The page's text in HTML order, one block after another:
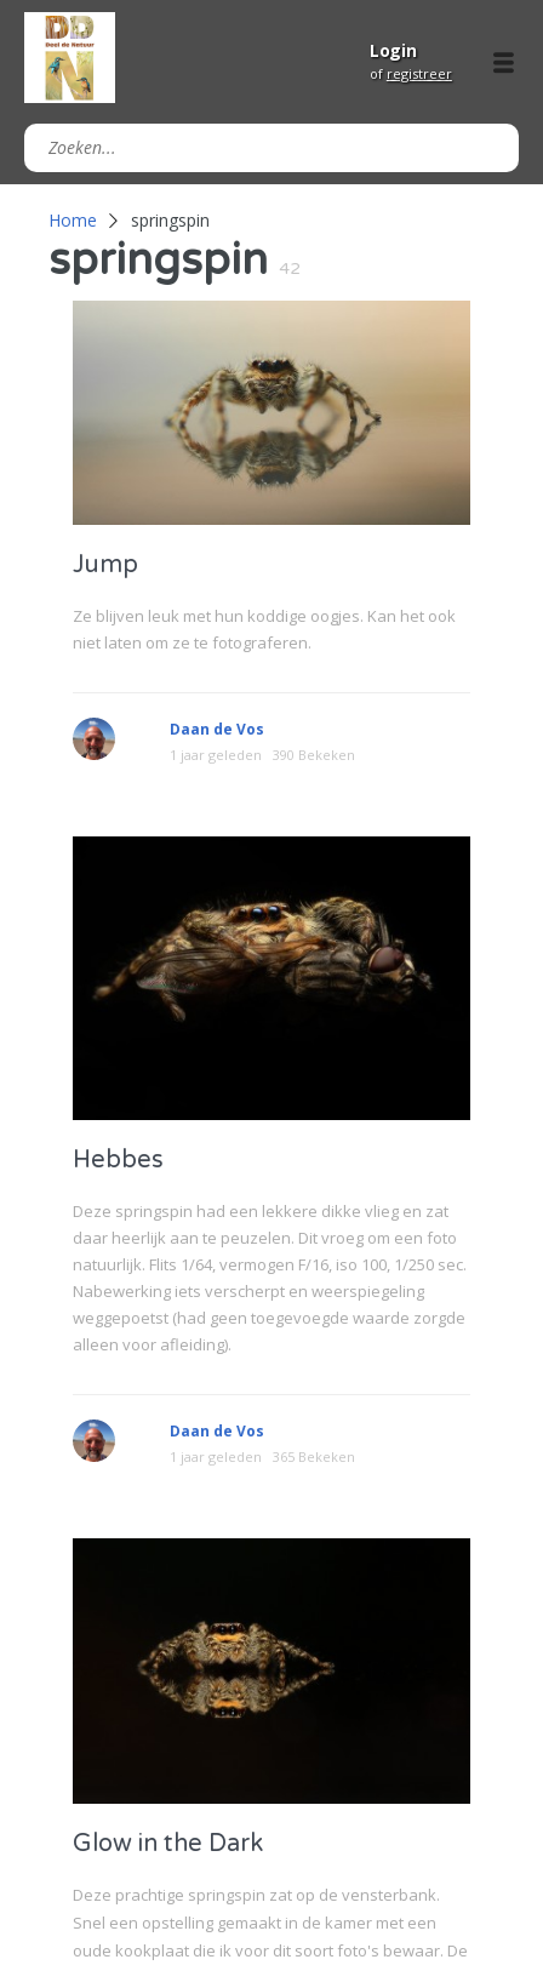
Login
of registreer
Home springspin
springspin 42
Jump
Ze blijven leuk met hun koddige oogjes. Kan het ook
niet laten om ze te fotograferen.
Daan de Vos
1 jaar geleden 390 Bekeken
Hebbes
Deze springspin had een lekkere dikke vlieg en zat
daar heerlijk aan te peuzelen. Dit vroeg om een foto
natuurlijk. Flits 1/64, vermogen F/16, iso 100, 1/250 sec.
Nabewerking iets verscherpt en weerspiegeling
weggepoetst (had geen toegevoegde waarde zorgde
alleen voor afleiding).
Daan de Vos
1 jaar geleden 365 Bekeken
Glow in the Dark
Deze prachtige springspin zat op de vensterbank.
Snel een opstelling gemaakt in de kamer met een
oude kookplaat die ik voor dit soort foto's bewaar. De